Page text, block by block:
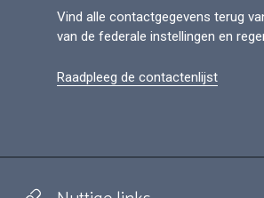
Vind alle contactgegevens terug
van de federale instellingen en
Raadpleeg de contactenlijst